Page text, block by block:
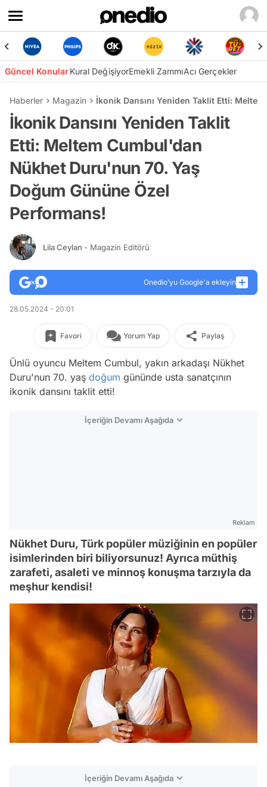
Güncel KonularKural DeğişiyorEmekli ZammıAcı Gerçekler
Haberler Magazin İkonik Dansını Yeniden Taklit Etti:
İkonik Dansını Yeniden Taklit
Etti: Meltem Cumbul'dan
Nükhet Duru'nun 70. Yaş
Doğum Gününe Özel
Performans!
Lila Ceylan - Magazin Editörü
Onedio’yu Google'a ekleyin
28.05.2024 - 20:01
Favori Yorum Yap Paylaş
Ünlü oyuncu Meltem Cumbul, yakın arkadaşı Nükhet
Duru'nun 70. yaş doğum gününde usta sanatçının
ikonik dansını taklit etti!
İçeriğin Devamı Aşağıda
Reklam
Nükhet Duru, Türk popüler müziğinin en popüler
isimlerinden biri biliyorsunuz! Ayrıca müthiş
zarafeti, asaleti ve minnoş konuşma tarzıyla da
meşhur kendisi!
İçeriğin Devamı Aşağıda